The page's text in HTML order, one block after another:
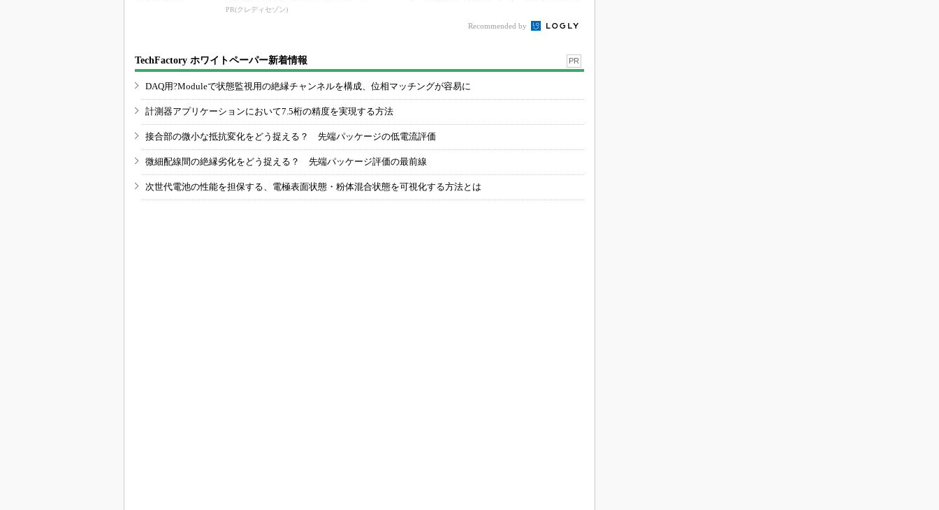
1.125%
PR(クレディセゾン)
Recommended by
TechFactory ホワイトペーパー新着情報 PR
DAQ用?Moduleで状態監視用の絶縁チャンネルを構成、位相マッチングが容易に
計測器アプリケーションにおいて7.5桁の精度を実現する方法
接合部の微小な抵抗変化をどう捉える？ 先端パッケージの低電流評価
微細配線間の絶縁劣化をどう捉える？ 先端パッケージ評価の最前線
次世代電池の性能を担保する、電極表面状態・粉体混合状態を可視化する方法とは